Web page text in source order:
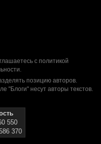
с политикой
.
позицию авторов.
"Блоги" несут авторы текстов.
550
370